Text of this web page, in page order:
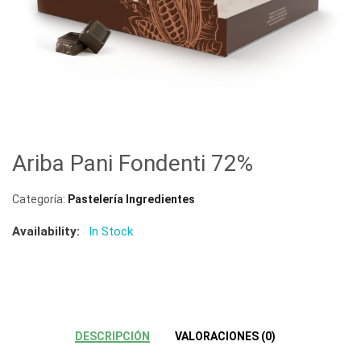
Ariba Pani Fondenti 72%
Categoría: Pastelería Ingredientes
Availability: In Stock
DESCRIPCIÓN VALORACIONES (0)